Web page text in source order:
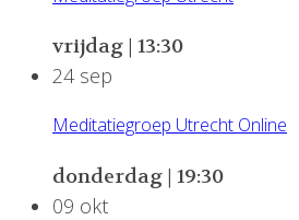
vrijdag | 13:30
24 sep
Meditatiegroep Utrecht Online
donderdag | 19:30
09 okt